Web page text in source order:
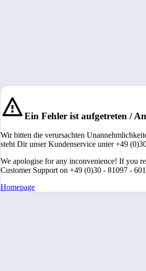
Ein Fehler ist aufgetreten /
Wir bitten die verursachten
steht Dir unser Kundenservice unter +49
We apologise for any inconvenience! If you
Customer Support on +49 (0)30 - 81097 -
Homepage